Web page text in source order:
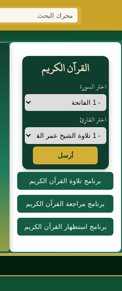
القرآن الكريم
اختر السورة
اختر القارئ
أرسل
برنامج تلاوة القرآن الكريم
برنامج مراجعة القرآن الكريم
برنامج استظهار القرآن الكريم